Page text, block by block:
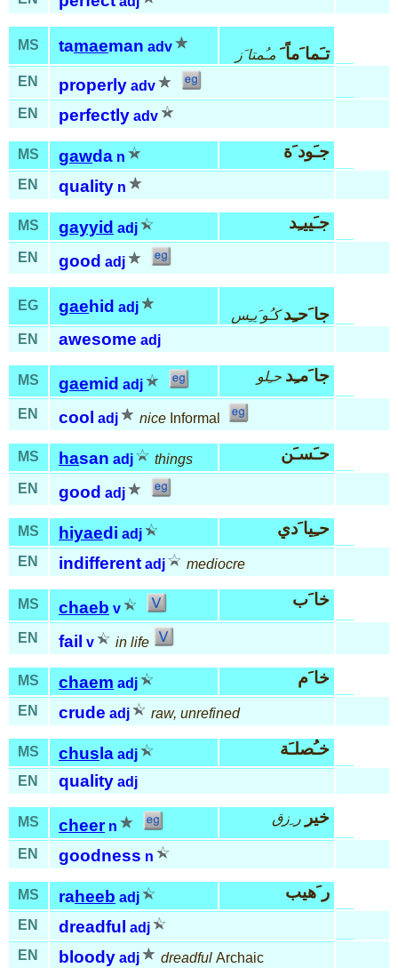
MS tamaeman adv تـَما َماً َ مـُمتا َز
EN
properly adv
EN
perfectly adv
MS gawda n جـَود َة
EN quality n
MS gayyid adj جـَييـِد
EN good adj
EG gaehid adj جا َحـِد كـُو َيـِس
EN
awesome adj
MS gaemid adj جا َمـِد حـِلو
EN cool adj nice Informal
MS hasan adj things حـَسـَن
EN good adj
MS hiyaedi adj حـِيا َدي
EN indifferent adj mediocre
MS chaeb v خا َب
EN fail v in life
MS chaem adj خا َم
EN crude adj raw, unrefined
MS chus la adj خـُصلـَة
EN quality adj
MS cheer n خير ر ِزق
EN goodness n
MS raheeb adj ر َهيب
EN dreadful adj
EN
bloody adj dreadful Archaic